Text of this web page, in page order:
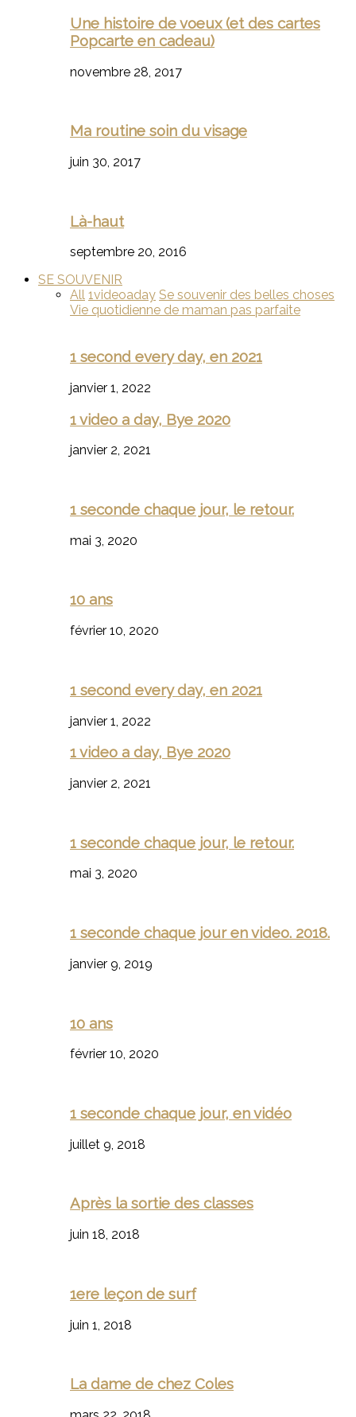
Une histoire de voeux (et des cartes
Popcarte en cadeau)
novembre 28, 2017
Ma routine soin du visage
juin 30, 2017
Là-haut
septembre 20, 2016
SE SOUVENIR
All 1videoaday Se souvenir des belles choses
Vie quotidienne de maman pas parfaite
1 second every day, en 2021
janvier 1, 2022
1 video a day, Bye 2020
janvier 2, 2021
1 seconde chaque jour, le retour.
mai 3, 2020
10 ans
février 10, 2020
1 second every day, en 2021
janvier 1, 2022
1 video a day, Bye 2020
janvier 2, 2021
1 seconde chaque jour, le retour.
mai 3, 2020
1 seconde chaque jour en video. 2018.
janvier 9, 2019
10 ans
février 10, 2020
1 seconde chaque jour, en vidéo
juillet 9, 2018
Après la sortie des classes
juin 18, 2018
1ere leçon de surf
juin 1, 2018
La dame de chez Coles